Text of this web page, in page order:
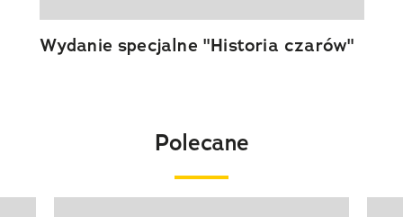
Wydanie specjalne "Historia czarów"
Polecane